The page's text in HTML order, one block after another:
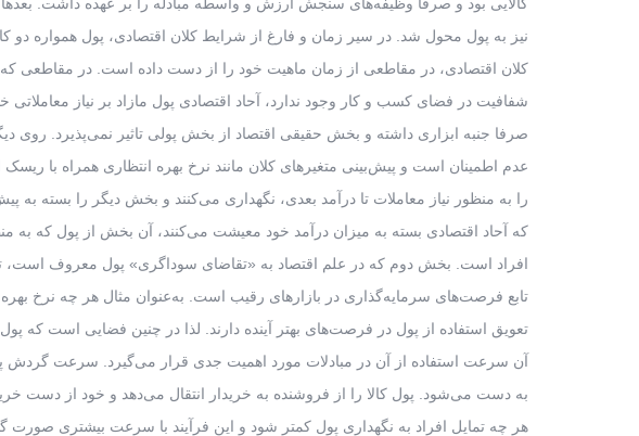
نیز به پول محول شد. در سیر زمان و فارغ از شرایط کلان اقتصادی، پول همواره
کلان اقتصادی، در مقاطعی از زمان ماهیت خود را از دست داده است. در مقاطعی
شفافیت در فضای کسب و کار وجود ندارد، آحاد اقتصادی پول مازاد بر نیاز معاملاتی
صرفا جنبه ابزاری داشته و بخش حقیقی اقتصاد از بخش پولی تاثیر نمی‌پذیرد.
عدم اطمینان است و پیش‌بینی متغیر‌های کلان مانند نرخ بهره انتظاری همراه با
را به منظور نیاز معاملات تا درآمد بعدی، نگهداری می‌کنند و بخش دیگر را بسته
که آحاد اقتصادی بسته به میزان درآمد خود معیشت می‌کنند، آن بخش از پول که به
افراد است. بخش دوم که در علم اقتصاد به «تقاضای سوداگری» پول معروف است،
تابع فرصت‌های سرمایه‌گذاری در بازار‌های رقیب است. به‌عنوان مثال هر چه نرخ بهره
تعویق استفاده از پول در فرصت‌های بهتر آینده دارند. لذا در چنین فضایی است که
آن سرعت استفاده از آن در مبادلات مورد اهمیت جدی قرار می‌گیرد. سرعت گردش
به دست می‌شود. پول کالا را از فروشنده به خریدار انتقال می‌دهد و خود از دست
هر چه تمایل افراد به نگهداری پول کمتر شود و این فرآیند با سرعت بیشتری